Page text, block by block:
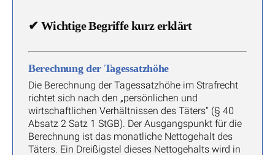
✔ Wichtige Begriffe kurz erklärt
Berechnung der Tagessatzhöhe
Die Berechnung der Tagessatzhöhe im Strafrecht
richtet sich nach den „persönlichen und
wirtschaftlichen Verhältnissen des Täters“ (§ 40
Absatz 2 Satz 1 StGB). Der Ausgangspunkt für die
Berechnung ist das monatliche Nettogehalt des
Täters. Ein Dreißigstel dieses Nettogehalts wird in